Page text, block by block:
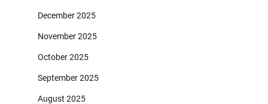
December 2025
November 2025
October 2025
September 2025
August 2025